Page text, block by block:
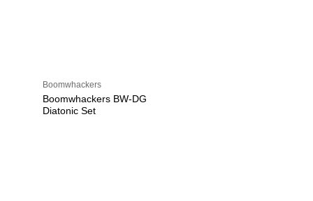
Boomwhackers
Boomwhackers BW-DG
Diatonic Set